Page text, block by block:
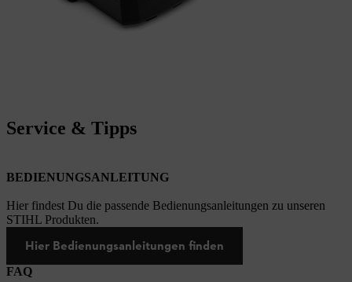
Service & Tipps
BEDIENUNGSANLEITUNG
Hier findest Du die passende Bedienungsanleitungen zu unseren
STIHL Produkten.
Hier Bedienungsanleitungen finden
FAQ